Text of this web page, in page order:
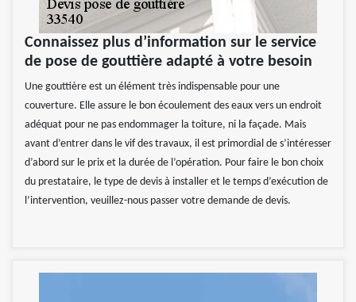
Connaissez plus d’information sur le service
de pose de gouttière adapté à votre besoin
Une gouttière est un élément très indispensable pour une
couverture. Elle assure le bon écoulement des eaux vers un endroit
adéquat pour ne pas endommager la toiture, ni la façade. Mais
avant d’entrer dans le vif des travaux, il est primordial de s’intéresser
d’abord sur le prix et la durée de l’opération. Pour faire le bon choix
du prestataire, le type de devis à installer et le temps d’exécution de
l’intervention, veuillez-nous passer votre demande de devis.